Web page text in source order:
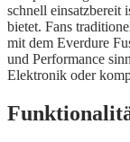
schnell einsatzbereit
bietet. Fans
mit dem Everdure
und Performance
Elektronik oder